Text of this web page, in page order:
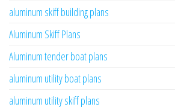
aluminum skiff building plans
Aluminum Skiff Plans
Aluminum tender boat plans
aluminum utility boat plans
aluminum utility skiff plans